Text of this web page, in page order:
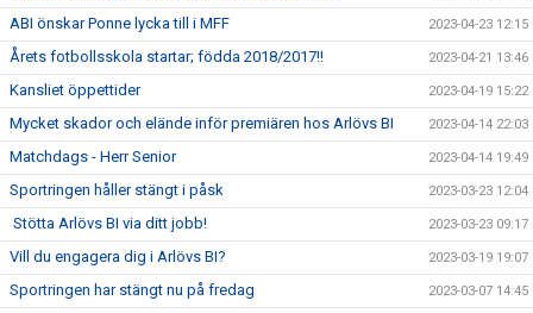
ABI önskar Ponne lycka till i MFF 2023-04-23 12:15
Årets fotbollsskola startar; födda 2018/2017!! 2023-04-21 13:46
Kansliet öppettider 2023-04-19 15:22
Mycket skador och elände inför premiären hos Arlövs BI 2023-04-14 22:03
Matchdags - Herr Senior 2023-04-14 19:49
Sportringen håller stängt i påsk 2023-03-23 12:04
Stötta Arlövs BI via ditt jobb! 2023-03-23 09:17
Vill du engagera dig i Arlövs BI? 2023-03-19 19:07
Sportringen har stängt nu på fredag 2023-03-07 14:45